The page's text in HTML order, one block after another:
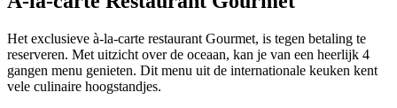
Het exclusieve à-la-carte restaurant Gourmet, is tegen betaling te
reserveren. Met uitzicht over de oceaan, kan je van een heerlijk 4
gangen menu genieten. Dit menu uit de internationale keuken kent
vele culinaire hoogstandjes.